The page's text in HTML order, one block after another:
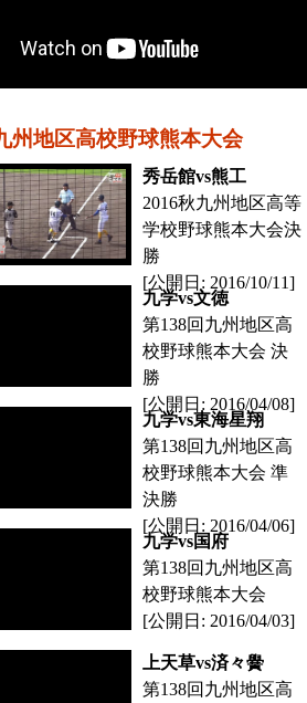
州地区高校野球熊本大会
秀岳館vs熊工
2016秋九州地区高等
学校野球熊本大会決
勝
[公開日: 2016/10/11]
九学vs文徳
第138回九州地区高
校野球熊本大会 決
勝
[公開日: 2016/04/08]
九学vs東海星翔
第138回九州地区高
校野球熊本大会 準
決勝
[公開日: 2016/04/06]
九学vs国府
第138回九州地区高
校野球熊本大会
[公開日: 2016/04/03]
上天草vs済々黌
第138回九州地区高